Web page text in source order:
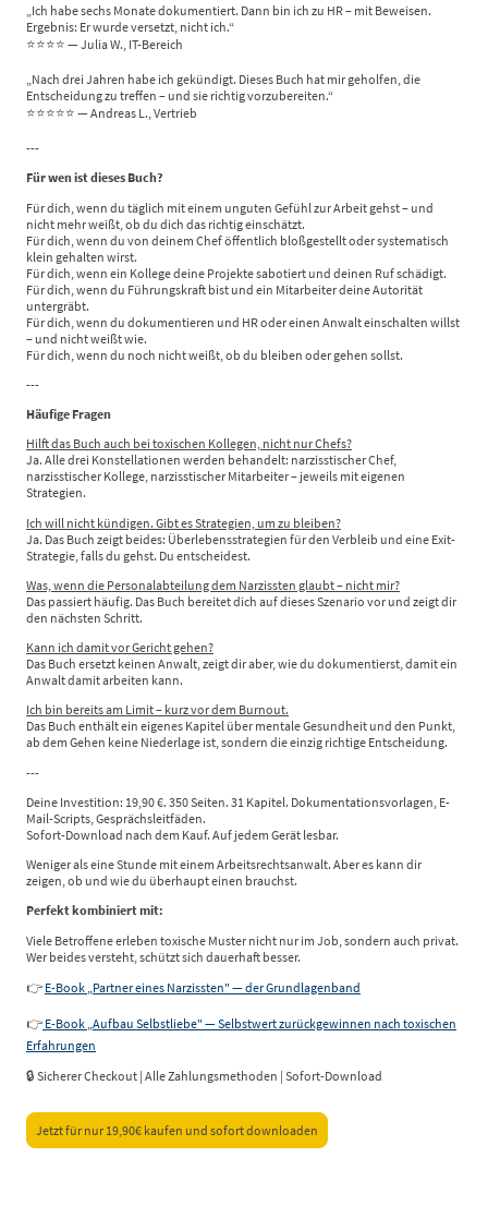
„Ich habe sechs Monate dokumentiert. Dann bin ich zu HR – mit Beweisen.
Ergebnis: Er wurde versetzt, nicht ich.“
⭐⭐⭐⭐ — Julia W., IT-Bereich
„Nach drei Jahren habe ich gekündigt. Dieses Buch hat mir geholfen, die
Entscheidung zu treffen – und sie richtig vorzubereiten.“
⭐⭐⭐⭐⭐ — Andreas L., Vertrieb
---
Für wen ist dieses Buch?
Für dich, wenn du täglich mit einem unguten Gefühl zur Arbeit gehst – und
nicht mehr weißt, ob du dich das richtig einschätzt.
Für dich, wenn du von deinem Chef öffentlich bloßgestellt oder systematisch
klein gehalten wirst.
Für dich, wenn ein Kollege deine Projekte sabotiert und deinen Ruf schädigt.
Für dich, wenn du Führungskraft bist und ein Mitarbeiter deine Autorität
untergräbt.
Für dich, wenn du dokumentieren und HR oder einen Anwalt einschalten willst
– und nicht weißt wie.
Für dich, wenn du noch nicht weißt, ob du bleiben oder gehen sollst.
---
Häufige Fragen
Hilft das Buch auch bei toxischen Kollegen, nicht nur Chefs?
Ja. Alle drei Konstellationen werden behandelt: narzisstischer Chef,
narzisstischer Kollege, narzisstischer Mitarbeiter – jeweils mit eigenen
Strategien.
Ich will nicht kündigen. Gibt es Strategien, um zu bleiben?
Ja. Das Buch zeigt beides: Überlebensstrategien für den Verbleib und eine Exit-
Strategie, falls du gehst. Du entscheidest.
Was, wenn die Personalabteilung dem Narzissten glaubt – nicht mir?
Das passiert häufig. Das Buch bereitet dich auf dieses Szenario vor und zeigt dir
den nächsten Schritt.
Kann ich damit vor Gericht gehen?
Das Buch ersetzt keinen Anwalt, zeigt dir aber, wie du dokumentierst, damit ein
Anwalt damit arbeiten kann.
Ich bin bereits am Limit – kurz vor dem Burnout.
Das Buch enthält ein eigenes Kapitel über mentale Gesundheit und den Punkt,
ab dem Gehen keine Niederlage ist, sondern die einzig richtige Entscheidung.
---
Deine Investition: 19,90 €. 350 Seiten. 31 Kapitel. Dokumentationsvorlagen, E-
Mail-Scripts, Gesprächsleitfäden.
Sofort-Download nach dem Kauf. Auf jedem Gerät lesbar.
Weniger als eine Stunde mit einem Arbeitsrechtsanwalt. Aber es kann dir
zeigen, ob und wie du überhaupt einen brauchst.
Perfekt kombiniert mit:
Viele Betroffene erleben toxische Muster nicht nur im Job, sondern auch privat.
Wer beides versteht, schützt sich dauerhaft besser.
👉 E-Book „Partner eines Narzissten" — der Grundlagenband
👉 E-Book „Aufbau Selbstliebe" — Selbstwert zurückgewinnen nach toxischen
Erfahrungen
🔒 Sicherer Checkout | Alle Zahlungsmethoden | Sofort-Download
Jetzt für nur 19,90€ kaufen und sofort downloaden